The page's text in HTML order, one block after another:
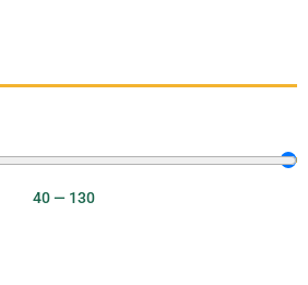
40— 130